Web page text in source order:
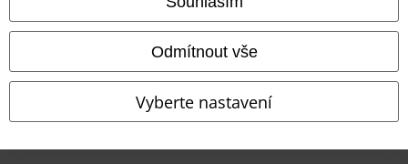
Odmítnout vše
Vyberte nastavení
Naše online obchody